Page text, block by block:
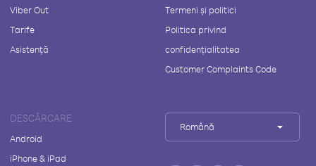
Viber Out
Tarife
Asistență
Termeni și politici
Politica privind
confidențialitatea
Customer Complaints Code
DESCĂRCARE
Android
iPhone & iPad
Română